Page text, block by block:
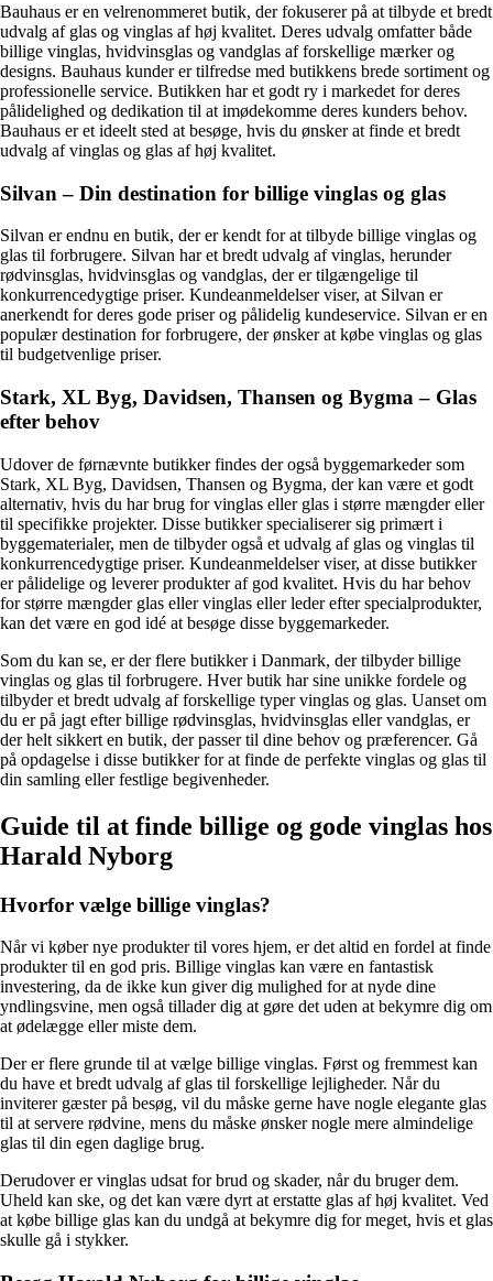
Bauhaus er en velrenommeret butik, der fokuserer på at tilbyde et bredt
udvalg af glas og vinglas af høj kvalitet. Deres udvalg omfatter både
billige vinglas, hvidvinsglas og vandglas af forskellige mærker og
designs. Bauhaus kunder er tilfredse med butikkens brede sortiment og
professionelle service. Butikken har et godt ry i markedet for deres
pålidelighed og dedikation til at imødekomme deres kunders behov.
Bauhaus er et ideelt sted at besøge, hvis du ønsker at finde et bredt
udvalg af vinglas og glas af høj kvalitet.
Silvan – Din destination for billige vinglas og glas
Silvan er endnu en butik, der er kendt for at tilbyde billige vinglas og
glas til forbrugere. Silvan har et bredt udvalg af vinglas, herunder
rødvinsglas, hvidvinsglas og vandglas, der er tilgængelige til
konkurrencedygtige priser. Kundeanmeldelser viser, at Silvan er
anerkendt for deres gode priser og pålidelig kundeservice. Silvan er en
populær destination for forbrugere, der ønsker at købe vinglas og glas
til budgetvenlige priser.
Stark, XL Byg, Davidsen, Thansen og Bygma – Glas
efter behov
Udover de førnævnte butikker findes der også byggemarkeder som
Stark, XL Byg, Davidsen, Thansen og Bygma, der kan være et godt
alternativ, hvis du har brug for vinglas eller glas i større mængder eller
til specifikke projekter. Disse butikker specialiserer sig primært i
byggematerialer, men de tilbyder også et udvalg af glas og vinglas til
konkurrencedygtige priser. Kundeanmeldelser viser, at disse butikker
er pålidelige og leverer produkter af god kvalitet. Hvis du har behov
for større mængder glas eller vinglas eller leder efter specialprodukter,
kan det være en god idé at besøge disse byggemarkeder.
Som du kan se, er der flere butikker i Danmark, der tilbyder billige
vinglas og glas til forbrugere. Hver butik har sine unikke fordele og
tilbyder et bredt udvalg af forskellige typer vinglas og glas. Uanset om
du er på jagt efter billige rødvinsglas, hvidvinsglas eller vandglas, er
der helt sikkert en butik, der passer til dine behov og præferencer. Gå
på opdagelse i disse butikker for at finde de perfekte vinglas og glas til
din samling eller festlige begivenheder.
Guide til at finde billige og gode vinglas hos
Harald Nyborg
Hvorfor vælge billige vinglas?
Når vi køber nye produkter til vores hjem, er det altid en fordel at finde
produkter til en god pris. Billige vinglas kan være en fantastisk
investering, da de ikke kun giver dig mulighed for at nyde dine
yndlingsvine, men også tillader dig at gøre det uden at bekymre dig om
at ødelægge eller miste dem.
Der er flere grunde til at vælge billige vinglas. Først og fremmest kan
du have et bredt udvalg af glas til forskellige lejligheder. Når du
inviterer gæster på besøg, vil du måske gerne have nogle elegante glas
til at servere rødvine, mens du måske ønsker nogle mere almindelige
glas til din egen daglige brug.
Derudover er vinglas udsat for brud og skader, når du bruger dem.
Uheld kan ske, og det kan være dyrt at erstatte glas af høj kvalitet. Ved
at købe billige glas kan du undgå at bekymre dig for meget, hvis et glas
skulle gå i stykker.